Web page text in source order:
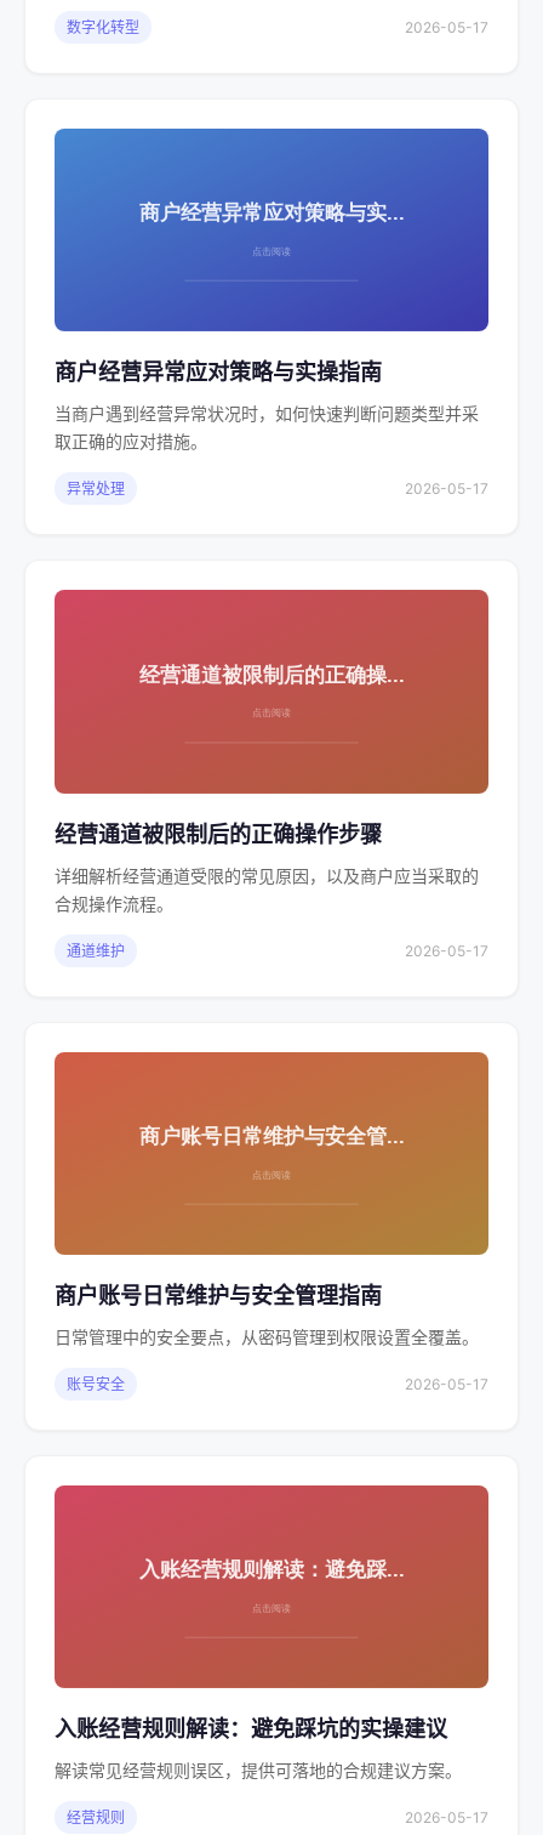
数字化转型 2026-05-17
商户经营异常应对策略与实操指南
当商户遇到经营异常状况时，如何快速判断问题类型并采
取正确的应对措施。
异常处理 2026-05-17
经营通道被限制后的正确操作步骤
详细解析经营通道受限的常见原因，以及商户应当采取的
合规操作流程。
通道维护 2026-05-17
商户账号日常维护与安全管理指南
日常管理中的安全要点，从密码管理到权限设置全覆盖。
账号安全 2026-05-17
入账经营规则解读：避免踩坑的实操建议
解读常见经营规则误区，提供可落地的合规建议方案。
经营规则 2026-05-17